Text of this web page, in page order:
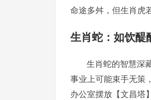
命途多舛，但生肖虎
生肖蛇：如饮醍
生肖蛇的智慧深
事业上可能束手无策
办公室摆放【文昌塔